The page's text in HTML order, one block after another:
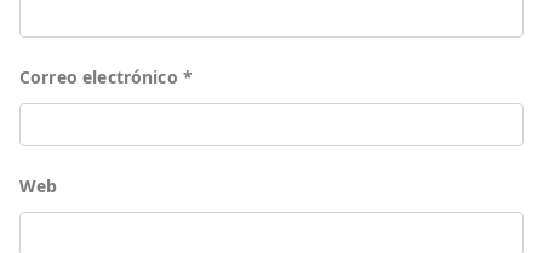
Correo electrónico *
Web